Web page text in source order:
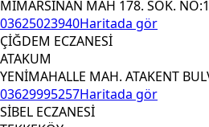
MİMARSİNAN MAH 178. SOK.
03625023940Haritada gör
ÇİĞDEM ECZANESİ
ATAKUM
YENİMAHALLE MAH. ATAKENT
03629995257Haritada gör
SİBEL ECZANESİ